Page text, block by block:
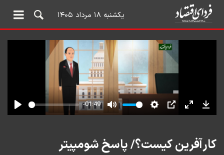
یکشنبه ۱۸ مرداد ۱۴۰۵
کارآفرین کیست؟/ پاسخ شومپیتر